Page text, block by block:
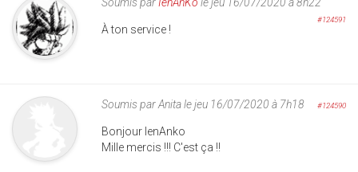
#124591
À ton service !
Soumis parAnitale jeu 16/07/2020 à 7h18 #124590
Bonjour lenAnko
Mille mercis !!! C'est ça !!